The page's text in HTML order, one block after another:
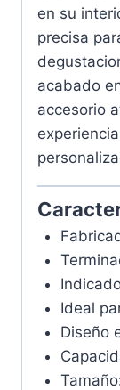
en su
precisa
acabado
accesorio
Ideal
Diseño